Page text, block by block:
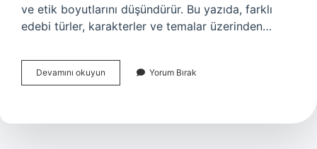
ve etik boyutlarını düşündürür. Bu yazıda, farklı
edebi türler, karakterler ve temalar üzerinden…
Devamını okuyun
ayarda
kadar
Yorum Bırak